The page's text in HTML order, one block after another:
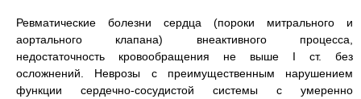
Ревматические болезни сердца (пороки митрального и
аортального клапана) внеактивного процесса,
недостаточность кровообращения не выше I ст. без
осложнений. Неврозы с преимущественным нарушением
функции сердечно-сосудистой системы с умеренно